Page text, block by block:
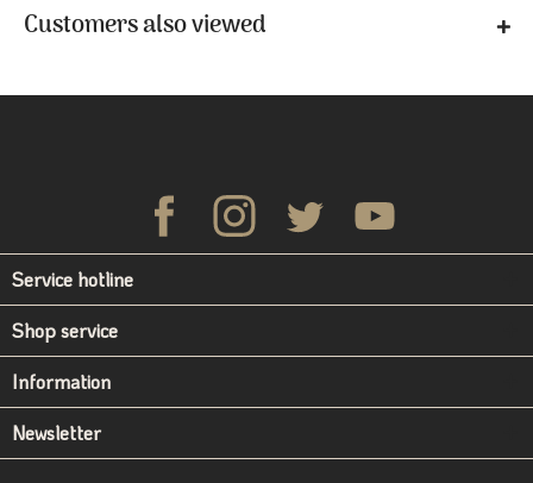
Customers also viewed
Service hotline
Shop service
Information
Newsletter